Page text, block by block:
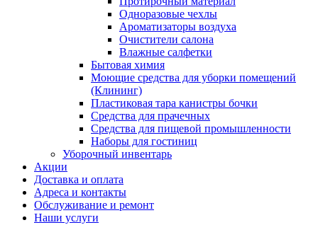
Одноразовые чехлы
Ароматизаторы воздуха
Очистители салона
Влажные салфетки
Бытовая химия
Моющие средства для уборки помещений
(Клининг)
Пластиковая тара канистры бочки
Средства для прачечных
Средства для пищевой промышленности
Наборы для гостиниц
Уборочный инвентарь
Акции
Доставка и оплата
Адреса и контакты
Обслуживание и ремонт
Наши услуги